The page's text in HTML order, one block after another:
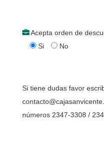
Acepta orden de
Si
No
Si tiene dudas favor
números 2347-3308 /